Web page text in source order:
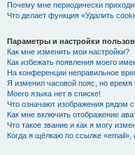
Почему мне периодически
Что делает функция «Удалить
Параметры и настройки
Как мне изменить мои настройки?
Как избежать появления моего
На конференции неправильное
Я изменил часовой пояс, но время
Моего языка нет в списке!
Что означают изображения рядом
Как мне включить отображение
Что такое звание и как я могу
Когда я щёлкаю по ссылке